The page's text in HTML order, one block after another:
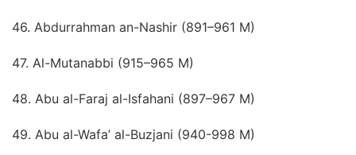
46. Abdurrahman an-Nashir (891–961 M)
47. Al-Mutanabbi (915–965 M)
48. Abu al-Faraj al-Isfahani (897–967 M)
49. Abu al-Wafa’ al-Buzjani (940-998 M)